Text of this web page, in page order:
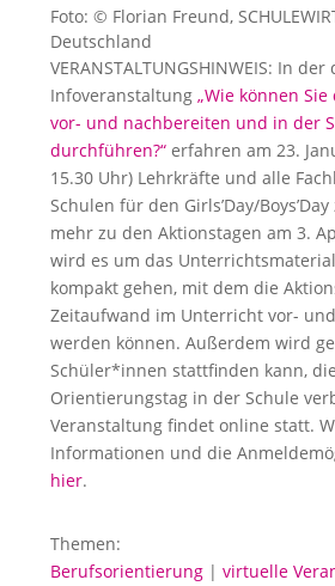
Foto: © Florian Freund,
Deutschland
VERANSTALTUNGSHINWEIS: In
Infoveranstaltung „Wie können
vor- und nachbereiten und in der
durchführen?“ erfahren am 23.
15.30 Uhr) Lehrkräfte und alle
Schulen für den Girls’Day/
mehr zu den Aktionstagen am 3.
wird es um das Unterrichtsmaterial
kompakt gehen, mit dem die
Zeitaufwand im Unterricht vor-
werden können. Außerdem wird
Schüler*innen stattfinden kann,
Orientierungstag in der Schule
Veranstaltung findet online statt.
Informationen und die
hier.
Themen:
Berufsorientierung | virtuelle